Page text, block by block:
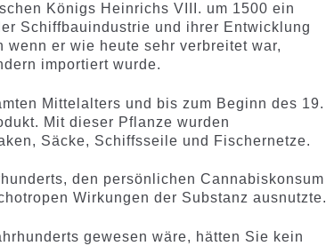
Königs Heinrichs VIII. um 1500 ein
Schiffbauindustrie und ihrer Entwicklung
wenn er wie heute sehr verbreitet war,
importiert wurde.
Mittelalters und bis zum Beginn des 19.
Mit dieser Pflanze wurden
Säcke, Schiffsseile und Fischernetze.
den persönlichen Cannabiskonsum
Wirkungen der Substanz ausnutzte.
gewesen wäre, hätten Sie kein